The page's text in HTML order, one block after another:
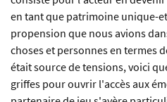
en tant que patrimoine unique-
propension que nous avions
choses et personnes en termes
était source de tensions, voici
griffes pour ouvrir l'accès aux